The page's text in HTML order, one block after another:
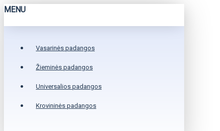
MENU
Vasarinės padangos
Žieminės padangos
Universalios padangos
Krovininės padangos